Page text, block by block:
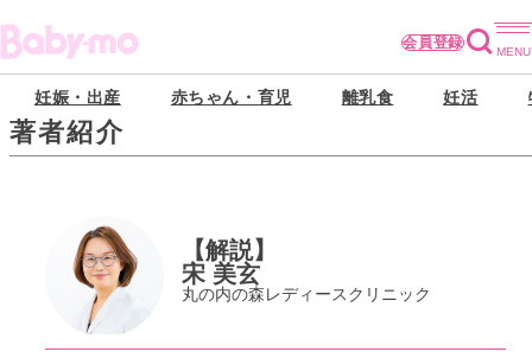
会員登録
妊娠・出産 赤ちゃん・育児 離乳食 妊活
著者紹介
【解説】
宋 美玄
丸の内の森レディースクリニック